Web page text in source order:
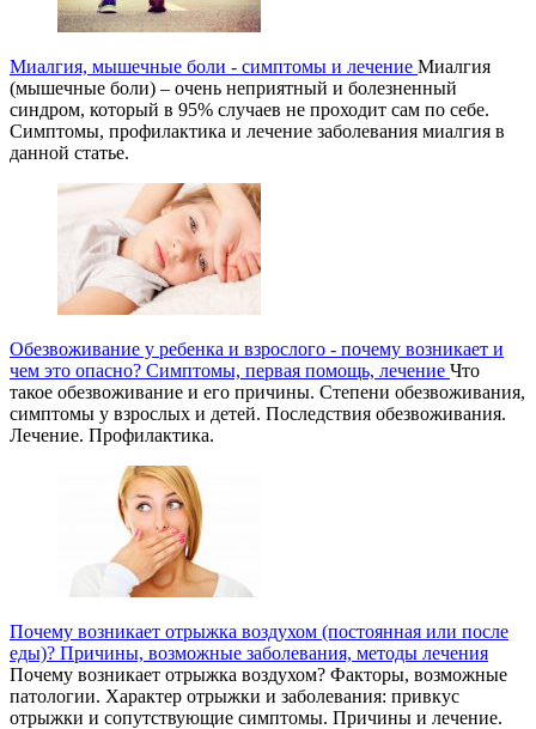
Миалгия, мышечные боли - симптомы и лечение Миалгия
(мышечные боли) – очень неприятный и болезненный
синдром, который в 95% случаев не проходит сам по себе.
Симптомы, профилактика и лечение заболевания миалгия в
данной статье.
Обезвоживание у ребенка и взрослого - почему возникает и
чем это опасно? Симптомы, первая помощь, лечение Что
такое обезвоживание и его причины. Степени обезвоживания,
симптомы у взрослых и детей. Последствия обезвоживания.
Лечение. Профилактика.
Почему возникает отрыжка воздухом (постоянная или после
еды)? Причины, возможные заболевания, методы лечения
Почему возникает отрыжка воздухом? Факторы, возможные
патологии. Характер отрыжки и заболевания: привкус
отрыжки и сопутствующие симптомы. Причины и лечение.